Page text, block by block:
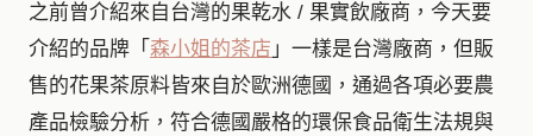
之前曾介紹來自台灣的果乾水 / 果實飲廠商，今天要
介紹的品牌「 森小姐的茶店 」一樣是台灣廠商，但販
售的花果茶原料皆來自於歐洲德國，通過各項必要農
產品檢驗分析，符合德國嚴格的環保食品衛生法規與